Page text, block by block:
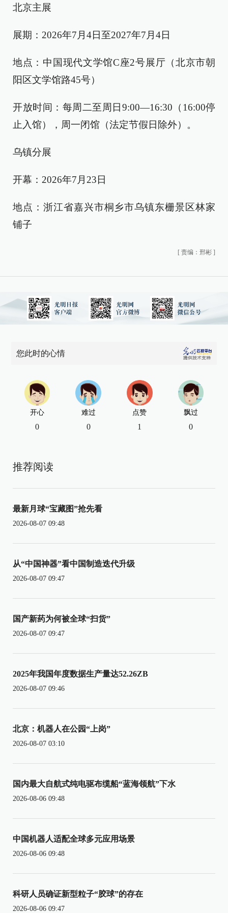
北京主展
展期：2026年7月4日至2027年7月4日
地点：中国现代文学馆C座2号展厅（北京市朝
阳区文学馆路45号）
开放时间：每周二至周日9:00—16:30（16:00停
止入馆），周一闭馆（法定节假日除外）。
乌镇分展
开幕：2026年7月23日
地点：浙江省嘉兴市桐乡市乌镇东栅景区林家
铺子
[ 责编：邢彬 ]
您此时的心情
开心
0
难过
0
点赞
1
飘过
0
推荐阅读
最新月球“宝藏图”抢先看
2026-08-07 09:48
从“中国神器”看中国制造迭代升级
2026-08-07 09:47
国产新药为何被全球“扫货”
2026-08-07 09:47
2025年我国年度数据生产量达52.26ZB
2026-08-07 09:46
北京：机器人在公园“上岗”
2026-08-07 03:10
国内最大自航式纯电驱布缆船“蓝海领航”下水
2026-08-06 09:48
中国机器人适配全球多元应用场景
2026-08-06 09:48
科研人员确证新型粒子“胶球”的存在
2026-08-06 09:47